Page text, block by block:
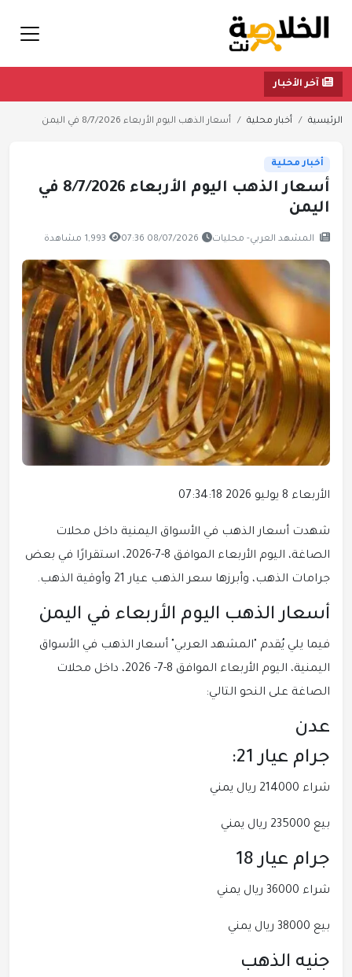
آخر الأخبار
الرئيسية أخبار محلية أسعار الذهب اليوم الأربعاء 8/7/2026 في اليمن
أخبار محلية
أسعار الذهب اليوم الأربعاء 8/7/2026 في
اليمن
المشهد العربي- محليات 08/07/2026 07:36 1,993 مشاهدة
الأربعاء 8 يوليو 2026 07:34:18
شهدت أسعار الذهب في الأسواق اليمنية داخل محلات
الصاغة، اليوم الأربعاء الموافق 8-7-2026، استقرارًا في بعض
جرامات الذهب، وأبرزها سعر الذهب عيار 21 وأوقية الذهب.
أسعار الذهب اليوم الأربعاء في اليمن
فيما يلي يُقدم "المشهد العربي" أسعار الذهب في الأسواق
اليمنية، اليوم الأربعاء الموافق 8-7- 2026، داخل محلات
الصاغة على النحو التالي:
عدن
جرام عيار 21:
شراء 214000 ريال يمني
بيع 235000 ريال يمني
جرام عيار 18
شراء 36000 ريال يمني
بيع 38000 ريال يمني
جنيه الذهب